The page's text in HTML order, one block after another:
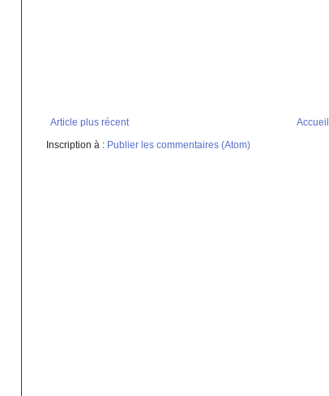
Article plus récent
Accueil
Inscription à : Publier les commentaires (Atom)